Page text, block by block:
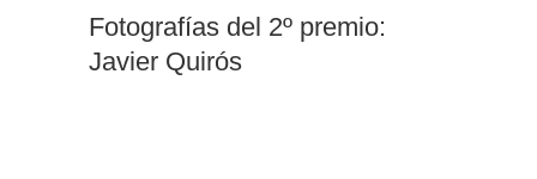
Fotografías del 2º premio:
Javier Quirós